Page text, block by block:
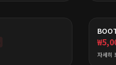
₩
자세히